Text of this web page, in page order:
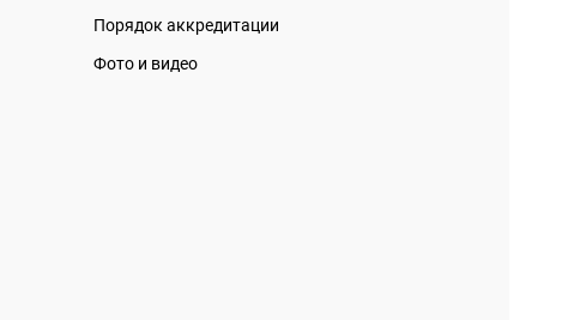
Порядок аккредитации
Фото и видео